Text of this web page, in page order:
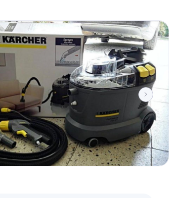
Земельные участки